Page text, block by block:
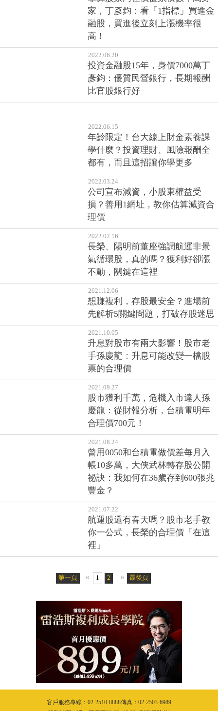
師教你算出合理價！
2022.06.22
靠算股票內在價值累積數千萬身
融股，買進後立刻上漲機率很
高！
2022.06.20
比官股銀行好
2022.06.15
年齡限定！台大線上財金素養課
學什麼？投資理財、風險報酬全
都有，而且這招讓你學更多
2022.03.24
公司宣布減資，小股東權益受
損？善用1網址，教你估算減資合
理價
2022.02.16
長榮、陽明前董座強調航運非景
氣循環股，真的嗎？獲利好卻漲
2021.12.06
想賺複利，存股最安全？進場前
先解析5關鍵問題，打破存股迷思
2021.10.05
升息對股市有兩大影響！股市老
手孫慶龍：升息可能改變一檔股
票的合理價
2021.09.27
股市獲利千萬，危機入市達人孫
慶龍：從財報分析，台積電明年
合理價700元！
2021.08.24
曾用0050和台積電做價差每月入
帳10多萬，大俠武林轉存股公開
祕訣：我如何在36歲存到600張兆
豐金？
2021.07.22
航運股還有春天嗎？股市老手教
你一公式，長榮的合理價「在這
裡」
第一頁 « 1 2 最後頁